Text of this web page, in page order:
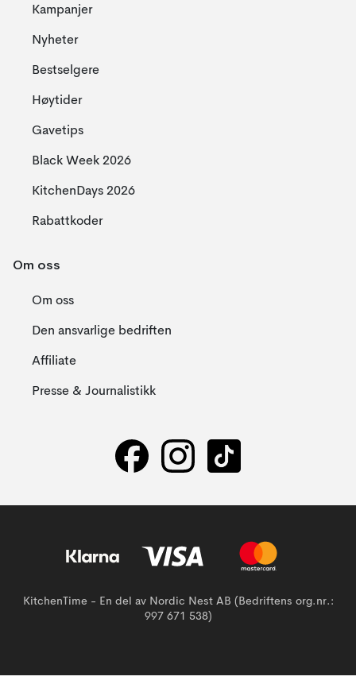
Kampanjer
Nyheter
Bestselgere
Høytider
Gavetips
Black Week 2026
KitchenDays 2026
Rabattkoder
Om oss
Om oss
Den ansvarlige bedriften
Affiliate
Presse & Journalistikk
KitchenTime - En del av Nordic Nest AB (Bedriftens org.nr.:
997 671 538)